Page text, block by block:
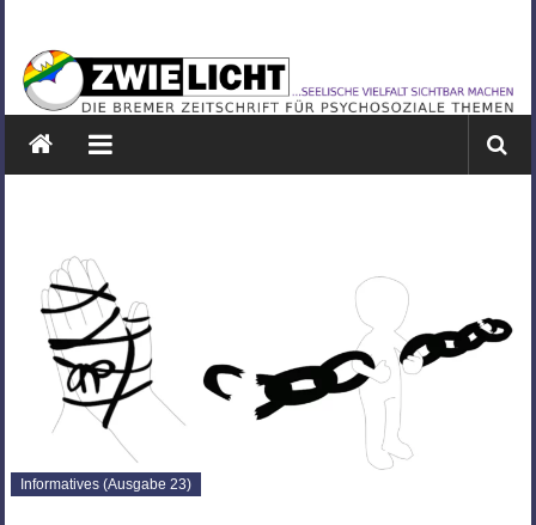
springen
ZWIELICHT
BREMEN
DIE
PSYCHOSOZIALE
THEMEN
Informatives (Ausgabe 23)